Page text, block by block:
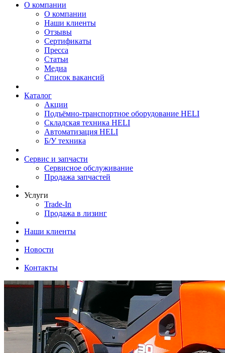
О компании
О компании
Наши клиенты
Отзывы
Сертификаты
Пресса
Статьи
Медиа
Список вакансий
Каталог
Акции
Подъёмно-транспортное оборудование HELI
Складская техника HELI
Автоматизация HELI
Б/У техника
Сервис и запчасти
Сервисное обслуживание
Продажа запчастей
Услуги
Trade-In
Продажа в лизинг
Наши клиенты
Новости
Контакты